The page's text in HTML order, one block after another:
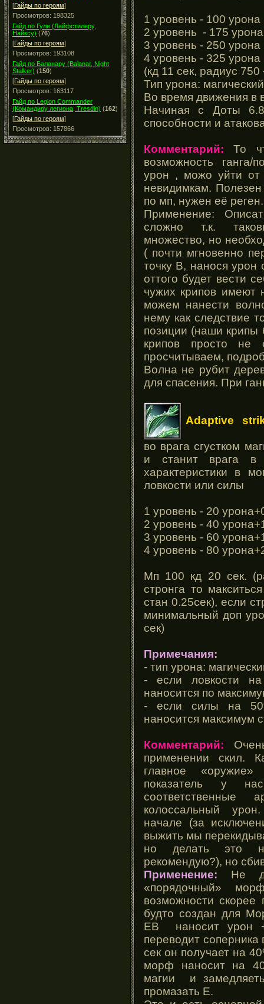
[Гайды по героям]
Просмотров: 198325
Гайд по Гуле (Лайфстилеру,
Найксу) (76)
[Гайды по героям]
Просмотров: 193108
Гайд по Баланару (Balanar, Night
Stalker) (150)
[Гайды по героям]
Просмотров: 163117
Гайд по Legion Commander
(Командиру легиона, Tresdin) (162)
[Гайды по героям]
Просмотров: 157866
1 уровень - 100
2 уровень - 175
3 уровень - 250
4 уровень - 325
(кд 11 сек, радиус 750
Тип урона: магический
Во время движения в
Начиная с Доты
способности и
Комментарий: То
возможность
урон , можо уйти от
невидимкам.
по мп, нужен её реген.
Применение:
сложно т.к.
множество, но
( почти мгновенно
точку В, нанося
оттого будет вести
чужих крипов имеют
можем нанести
нему как следствие
позиции (наши крипы
крипов просто не
просчитываем,
Волна не рубит
для спасения. При
Adaptive
во врага сгустком
и станит врага в
характеристики в
ловкости или силы
1 уровень - 20
2 уровень - 40
3 уровень - 60
4 уровень - 80
Мп 100 кд 20 сек.
стронга то
стан 0.25сек), если
минимальный доп
сек)
Примечания:
- тип урона:
- если ловкости
наносится по
- если силы на
наносится максимум
Комментарий:
применении скил.
главное
показатель у
соответственные
колоссальный
начале (за
выжить мы
но делать это
рекомендую?), но
Применение: Не
«порядочный»
возможности
будто создан для
EB наносит урон
переводит
сек он получает на
морф наносит на
магии и
промазать E.